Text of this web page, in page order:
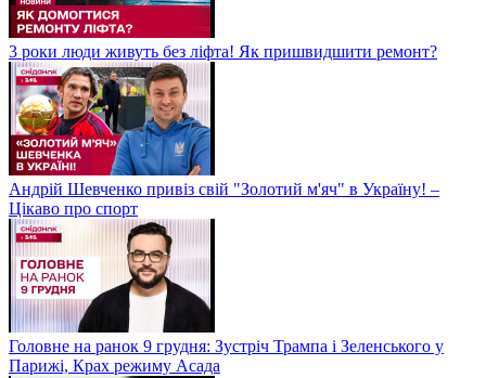
3 роки люди живуть без ліфта! Як пришвидшити ремонт?
Андрій Шевченко привіз свій "Золотий м'яч" в Україну! –
Цікаво про спорт
Головне на ранок 9 грудня: Зустріч Трампа і Зеленського у
Парижі, Крах режиму Асада